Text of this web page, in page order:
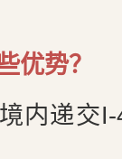
优势？
内递交